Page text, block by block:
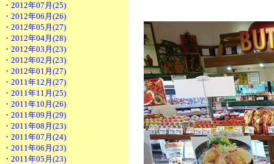
・2012年07月(25)
・2012年06月(26)
・2012年05月(27)
・2012年04月(28)
・2012年03月(23)
・2012年02月(23)
・2012年01月(27)
・2011年12月(27)
・2011年11月(25)
・2011年10月(26)
・2011年09月(29)
・2011年08月(23)
・2011年07月(24)
・2011年06月(23)
・2011年05月(23)